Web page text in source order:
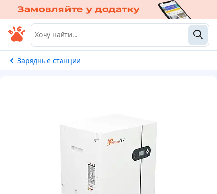
Зарядные станции